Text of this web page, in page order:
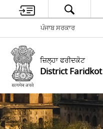
ਪੰਜਾਬ ਸਰਕਾਰ
ਜ਼ਿਲ੍ਹਾ ਫਰੀਦਕੋਟ
District Faridkot